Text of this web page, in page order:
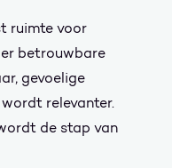
ruimte voor
betrouwbare
gevoelige
relevanter.
de stap van